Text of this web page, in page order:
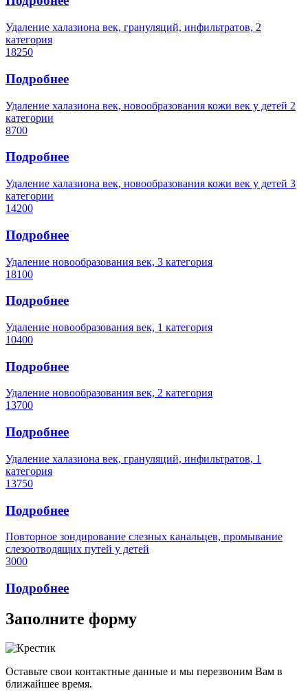
Удаление халазиона век, грануляций, инфильтратов, 2
категория
18250
Подробнее
Удаление халазиона век, новообразования кожи век у детей 2
категории
8700
Подробнее
Удаление халазиона век, новообразования кожи век у детей 3
категории
14200
Подробнее
Удаление новообразования век, 3 категория
18100
Подробнее
Удаление новообразования век, 1 категория
10400
Подробнее
Удаление новообразования век, 2 категория
13700
Подробнее
Удаление халазиона век, грануляций, инфильтратов, 1
категория
13750
Подробнее
Повторное зондирование слезных канальцев, промывание
слезоотводящих путей у детей
3000
Подробнее
Заполните форму
Оставьте свои контактные данные и мы перезвоним Вам в
ближайшее время.